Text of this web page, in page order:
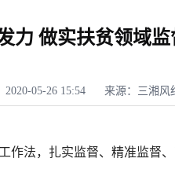
力 做实扶贫领域
2020-05-26 15:54 来源：三湘风
法，扎实监督、精准监督